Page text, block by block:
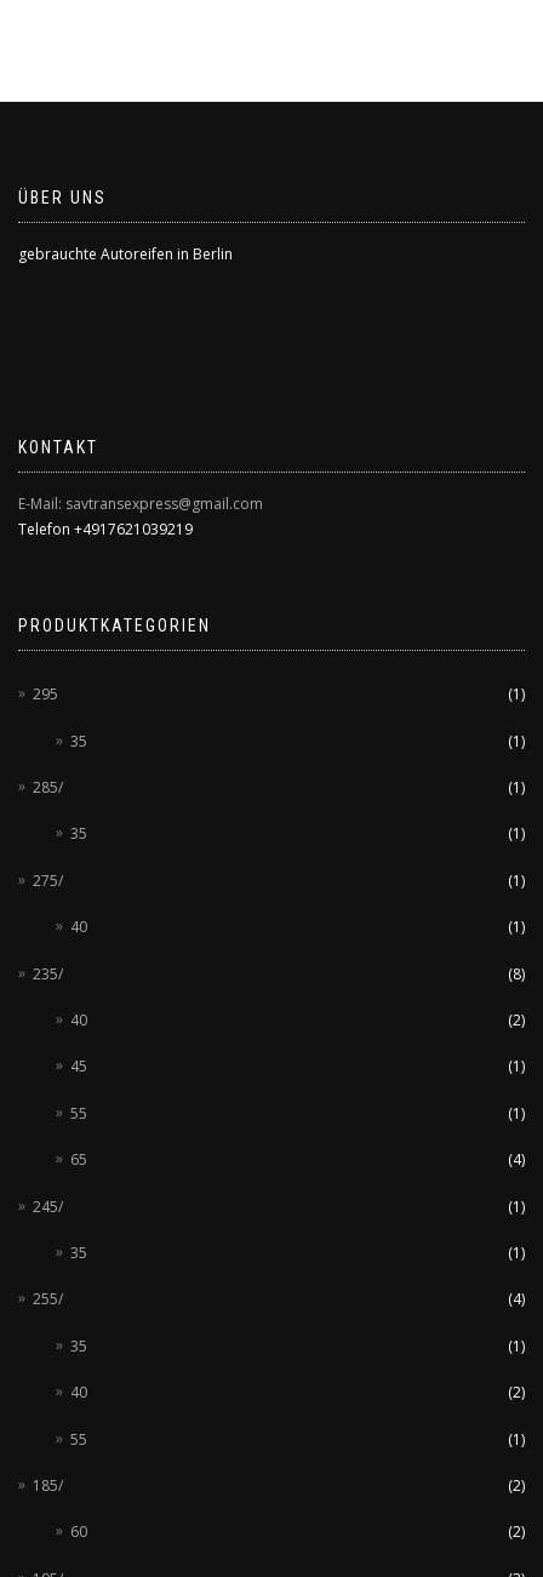
ÜBER UNS
gebrauchte Autoreifen in Berlin
KONTAKT
E-Mail: savtransexpress@gmail.com
Telefon +4917621039219
PRODUKTKATEGORIEN
295 (1)
35 (1)
285/ (1)
35 (1)
275/ (1)
40 (1)
235/ (8)
40 (2)
45 (1)
55 (1)
65 (4)
245/ (1)
35 (1)
255/ (4)
35 (1)
40 (2)
55 (1)
185/ (2)
60 (2)